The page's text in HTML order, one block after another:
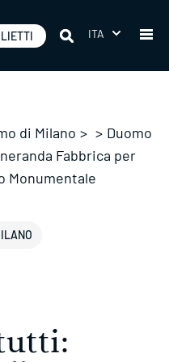
ITA
di Milano > > Duomo
Fabbrica per
Monumentale